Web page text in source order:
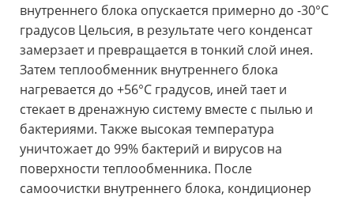
внутреннего блока опускается примерно до -30°C
градусов Цельсия, в результате чего конденсат
замерзает и превращается в тонкий слой инея.
Затем теплообменник внутреннего блока
нагревается до +56°C градусов, иней тает и
стекает в дренажную систему вместе с пылью и
бактериями. Также высокая температура
уничтожает до 99% бактерий и вирусов на
поверхности теплообменника. После
самоочистки внутреннего блока, кондиционер